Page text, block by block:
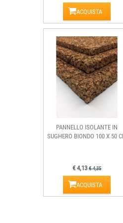
ACQUISTA
PANNELLO ISOLANTE IN
SUGHERO BIONDO 100 X 50
€ 4,13 € 4,35
ACQUISTA